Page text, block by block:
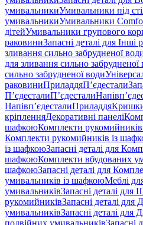
умивальникиУмивальники під
умивальникиУмивальники
дітейУмивальники групового
раковиниЗапасні деталі для Інші
зливання сильно забрудненої
для зливання сильно забрудненої
сильно забрудненої води
раковиниПриладдяП’єдестали
П’єдесталиП’єдестали
Напівп’єдесталиПриладдя
кріпленняДекоративні панелі
шафкоюКомплекти
Комплекти рукомийників із
із шафкоюЗапасні деталі для
шафкоюКомплекти вбудованих
шафкоюЗапасні деталі для
умивальників із шафкоюМеблі
умивальниківЗапасні деталі
рукомийниківЗапасні деталі для
умивальниківЗапасні деталі для
подвійних умивальниківЗапасні